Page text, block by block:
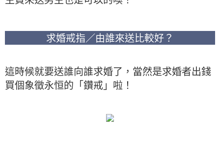
求婚戒指／由誰來送比較好？
這時候就要送誰向誰求婚了，當然是求婚者出錢
買個象徵永恒的「鑽戒」啦！